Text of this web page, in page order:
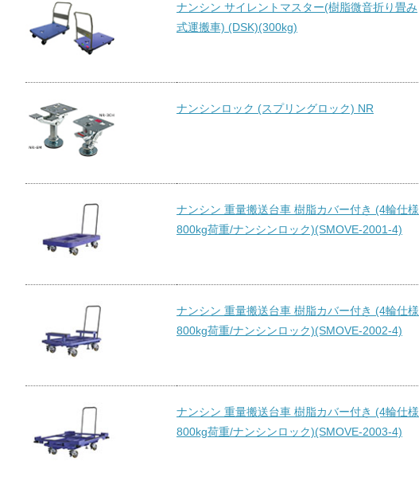
ナンシン サイレントマスター(樹脂微音折り畳み
式運搬車) (DSK)(300kg)
ナンシンロック (スプリングロック) NR
ナンシン 重量搬送台車 樹脂カバー付き (4輪仕様
800kg荷重/ナンシンロック)(SMOVE-2001-4)
ナンシン 重量搬送台車 樹脂カバー付き (4輪仕様
800kg荷重/ナンシンロック)(SMOVE-2002-4)
ナンシン 重量搬送台車 樹脂カバー付き (4輪仕様
800kg荷重/ナンシンロック)(SMOVE-2003-4)